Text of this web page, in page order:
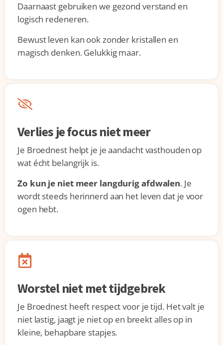
Daarnaast gebruiken we gezond verstand en
logisch redeneren.
Bewust leven kan ook zonder kristallen en
magisch denken. Gelukkig maar.
Verlies je focus niet meer
Je Broednest helpt je je aandacht vasthouden op
wat écht belangrijk is.
Zo kun je niet meer langdurig afdwalen. Je
wordt steeds herinnerd aan het leven dat je voor
ogen hebt.
Worstel niet met tijdgebrek
Je Broednest heeft respect voor je tijd. Het valt je
niet lastig, jaagt je niet op en breekt alles op in
kleine, behapbare stapjes.